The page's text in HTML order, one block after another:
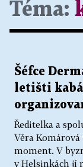
Téma:
Šéfce
letišti
Ředitelka a
Věra
moment. V
v Helsinkách jí